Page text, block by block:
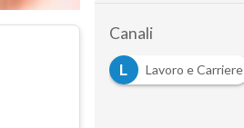
Canali
L
Lavoro e Carriere